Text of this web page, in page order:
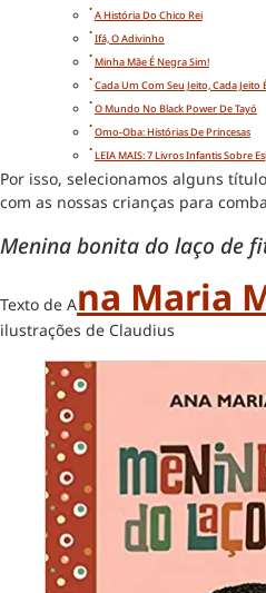
A História Do Chico Rei
Ifá, O Adivinho
Minha Mãe É Negra Sim!
Cada Um Com Seu Jeito, Cada Jeito
O Mundo No Black Power De Tayó
Omo-Oba: Histórias De Princesas
LEIA MAIS: 7 Livros Infantis Sobre
Por isso, selecionamos alguns
com as nossas crianças para
Menina bonita do laço de
Texto de ANa Maria
ilustrações de Claudius